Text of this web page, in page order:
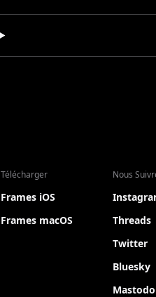
Télécharger
Frames iOS
Frames macOS
Nous
Threads
Twitter
Bluesky